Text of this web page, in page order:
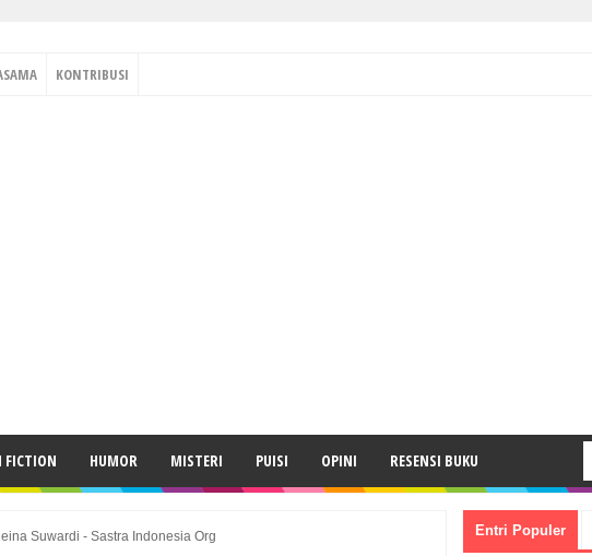
KONTRIBUSI
FICTION HUMOR MISTERI PUISI OPINI RESENSI BUKU
Suwardi - Sastra Indonesia Org Entri Populer